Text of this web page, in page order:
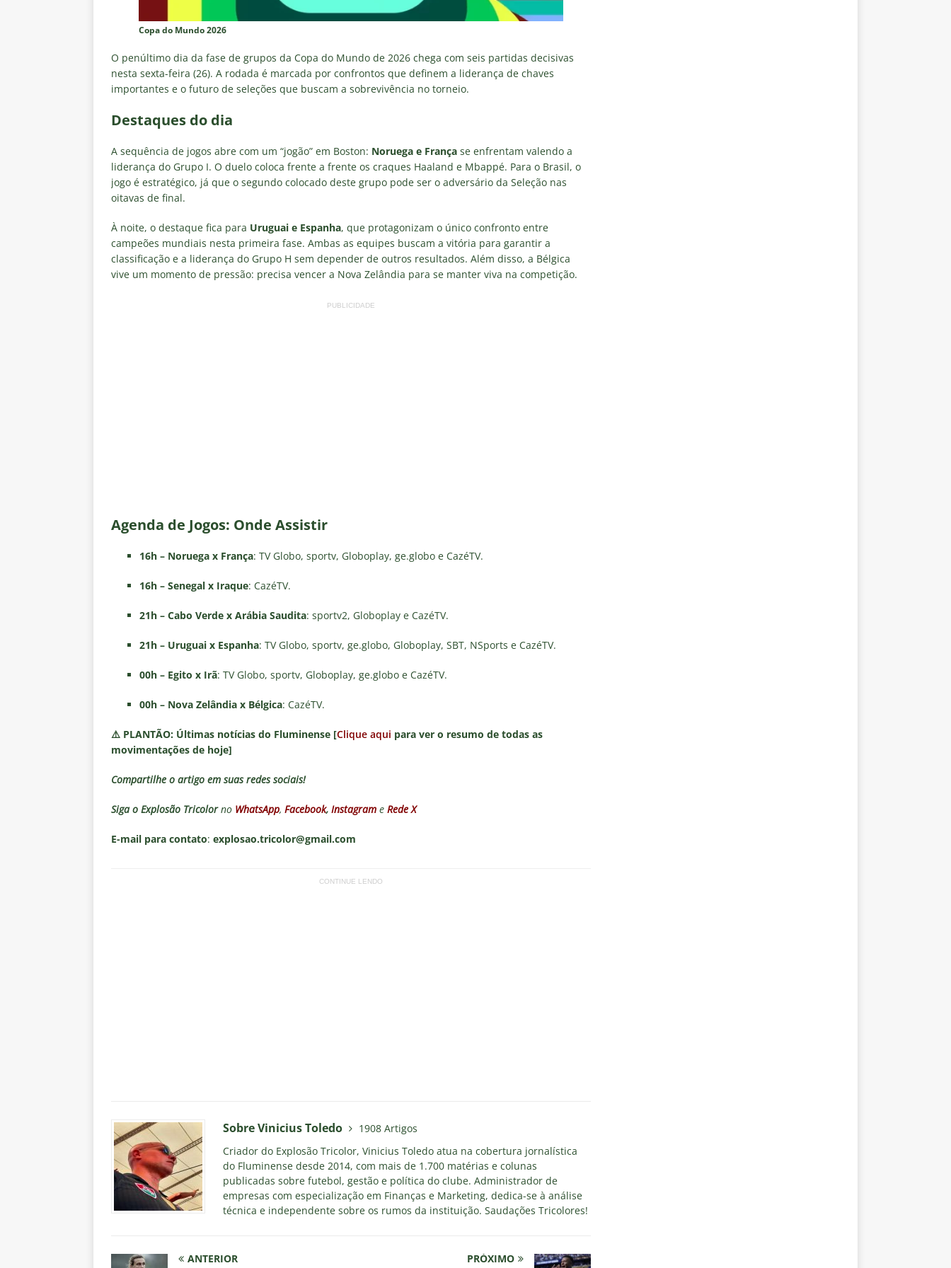
Copa do Mundo 2026
O penúltimo dia da fase de grupos da Copa do Mundo de 2026 chega com seis partidas decisivas
nesta sexta-feira (26). A rodada é marcada por confrontos que definem a liderança de chaves
importantes e o futuro de seleções que buscam a sobrevivência no torneio.
Destaques do dia
A sequência de jogos abre com um “jogão” em Boston: Noruega e França se enfrentam valendo a
liderança do Grupo I. O duelo coloca frente a frente os craques Haaland e Mbappé. Para o Brasil, o
jogo é estratégico, já que o segundo colocado deste grupo pode ser o adversário da Seleção nas
oitavas de final.
À noite, o destaque fica para Uruguai e Espanha, que protagonizam o único confronto entre
campeões mundiais nesta primeira fase. Ambas as equipes buscam a vitória para garantir a
classificação e a liderança do Grupo H sem depender de outros resultados. Além disso, a Bélgica
vive um momento de pressão: precisa vencer a Nova Zelândia para se manter viva na competição.
PUBLICIDADE
Agenda de Jogos: Onde Assistir
16h – Noruega x França: TV Globo, sportv, Globoplay, ge.globo e CazéTV.
16h – Senegal x Iraque: CazéTV.
21h – Cabo Verde x Arábia Saudita: sportv2, Globoplay e CazéTV.
21h – Uruguai x Espanha: TV Globo, sportv, ge.globo, Globoplay, SBT, NSports e CazéTV.
00h – Egito x Irã: TV Globo, sportv, Globoplay, ge.globo e CazéTV.
00h – Nova Zelândia x Bélgica: CazéTV.
⚠️ PLANTÃO: Últimas notícias do Fluminense [Clique aqui para ver o resumo de todas as
movimentações de hoje]
Compartilhe o artigo em suas redes sociais!
Siga o Explosão Tricolorno WhatsApp, Facebook, Instagram e Rede X
E-mail para contato: explosao.tricolor@gmail.com
CONTINUE LENDO
Sobre Vinicius Toledo
1908 Artigos
Criador do Explosão Tricolor, Vinicius Toledo atua na cobertura jornalística
do Fluminense desde 2014, com mais de 1.700 matérias e colunas
publicadas sobre futebol, gestão e política do clube. Administrador de
empresas com especialização em Finanças e Marketing, dedica-se à análise
técnica e independente sobre os rumos da instituição. Saudações Tricolores!
ANTERIOR PRÓXIMO